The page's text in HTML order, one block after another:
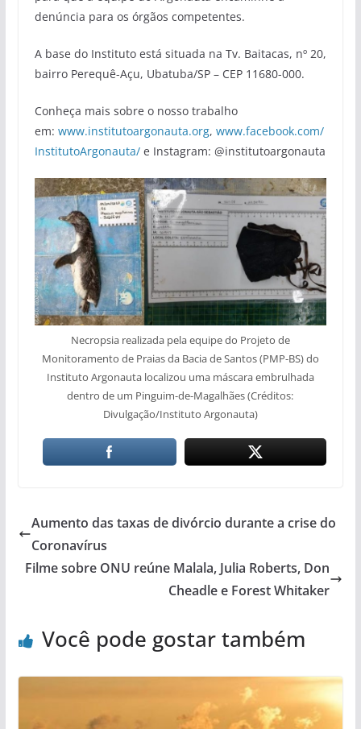
denúncia para os órgãos competentes.
A base do Instituto está situada na Tv. Baitacas, nº 20,
bairro Perequê-Açu, Ubatuba/SP – CEP 11680-000.
Conheça mais sobre o nosso trabalho
em: www.institutoargonauta.org, www.facebook.com/
InstitutoArgonauta/e Instagram: @institutoargonauta
Necropsia realizada pela equipe do Projeto de
Monitoramento de Praias da Bacia de Santos (PMP-BS) do
Instituto Argonauta localizou uma máscara embrulhada
dentro de um Pinguim-de-Magalhães (Créditos:
Divulgação/Instituto Argonauta)
Aumento das taxas de divórcio durante a crise do
Coronavírus
Filme sobre ONU reúne Malala, Julia Roberts, Don
Cheadle e Forest Whitaker
Você pode gostar também